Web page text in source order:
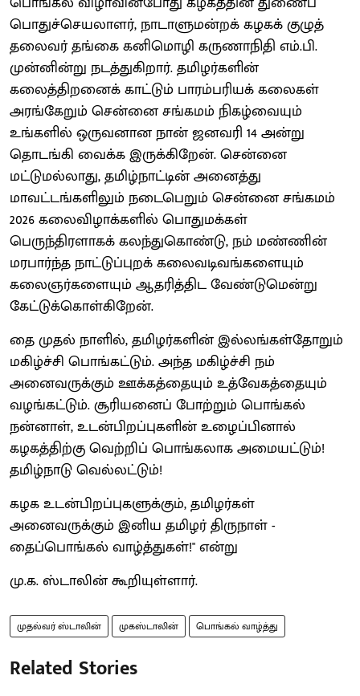
பொதுச்செயலாளர், நாடாளுமன்றக் கழகக் குழுத்
தலைவர் தங்கை கனிமொழி கருணாநிதி எம்.பி.
முன்னின்று நடத்துகிறார். தமிழர்களின்
கலைத்திறனைக் காட்டும் பாரம்பரியக் கலைகள்
அரங்கேறும் சென்னை சங்கமம் நிகழ்வையும்
உங்களில் ஒருவனான நான் ஜனவரி 14 அன்று
தொடங்கி வைக்க இருக்கிறேன். சென்னை
மட்டுமல்லாது, தமிழ்நாட்டின் அனைத்து
மாவட்டங்களிலும் நடைபெறும் சென்னை சங்கமம்
2026 கலைவிழாக்களில் பொதுமக்கள்
பெருந்திரளாகக் கலந்துகொண்டு, நம் மண்ணின்
மரபார்ந்த நாட்டுப்புறக் கலைவடிவங்களையும்
கலைஞர்களையும் ஆதரித்திட வேண்டுமென்று
கேட்டுக்கொள்கிறேன்.
தை முதல் நாளில், தமிழர்களின் இல்லங்கள்தோறும்
மகிழ்ச்சி பொங்கட்டும். அந்த மகிழ்ச்சி நம்
அனைவருக்கும் ஊக்கத்தையும் உத்வேகத்தையும்
வழங்கட்டும். சூரியனைப் போற்றும் பொங்கல்
நன்னாள், உடன்பிறப்புகளின் உழைப்பினால்
கழகத்திற்கு வெற்றிப் பொங்கலாக அமையட்டும்!
தமிழ்நாடு வெல்லட்டும்!
கழக உடன்பிறப்புகளுக்கும், தமிழர்கள்
அனைவருக்கும் இனிய தமிழர் திருநாள் -
தைப்பொங்கல் வாழ்த்துகள்!" என்று
மு.க. ஸ்டாலின் கூறியுள்ளார்.
முதல்வர் ஸ்டாலின் முகஸ்டாலின் பொங்கல் வாழ்த்து
Related Stories